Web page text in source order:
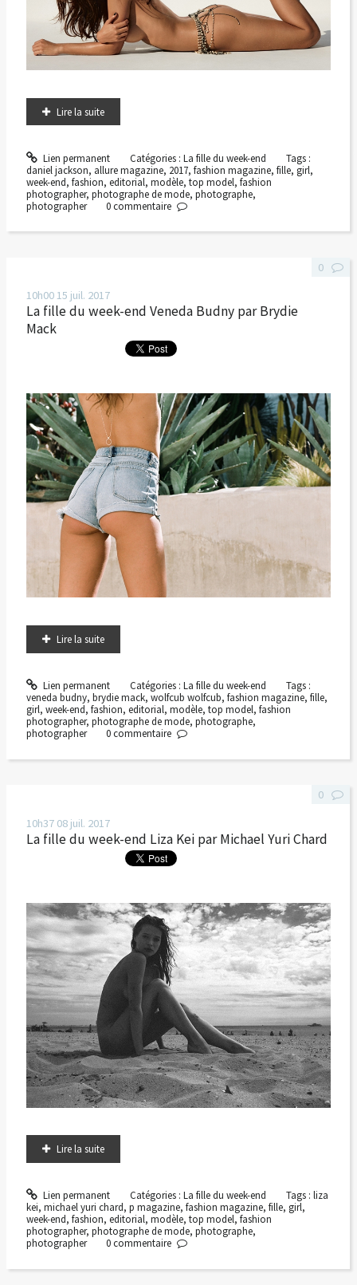
Lire la suite
Lien permanent Catégories : La fille du week-end
Tags :
daniel jackson, allure magazine, 2017, fashion magazine, fille, girl,
week-end, fashion, editorial, modèle, top model, fashion
photographer, photographe de mode, photographe,
photographer
0commentaire
10h0015 juil. 2017
La fille du week-end Veneda Budny par Brydie
Mack
Lire la suite
Lien permanent Catégories : La fille du week-end
Tags :
veneda budny, brydie mack, wolfcub wolfcub, fashion magazine, fille,
girl, week-end, fashion, editorial, modèle, top model, fashion
photographer, photographe de mode, photographe,
photographer
0
0commentaire
10h37 08 juil. 2017
La fille du week-end Liza Kei par Michael Yuri Chard
Lire la suite
Lien permanent Catégories : La fille du week-end Tags : liza
kei, michael yuri chard, p magazine, fashion magazine, fille, girl,
week-end, fashion, editorial, modèle, top model, fashion
photographer, photographe de mode, photographe,
photographer
0
0commentaire